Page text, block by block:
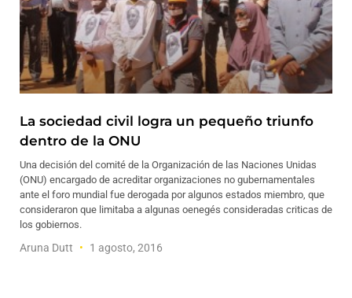
La sociedad civil logra un pequeño triunfo
dentro de la ONU
Una decisión del comité de la Organización de las Naciones Unidas
(ONU) encargado de acreditar organizaciones no gubernamentales
ante el foro mundial fue derogada por algunos estados miembro, que
consideraron que limitaba a algunas oenegés consideradas criticas de
los gobiernos.
Aruna Dutt 1 agosto, 2016